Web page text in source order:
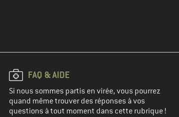
FAQ & AIDE
Si nous sommes partis en virée, vous pourrez
quand même trouver des réponses à vos
questions à tout moment dans cette rubrique !